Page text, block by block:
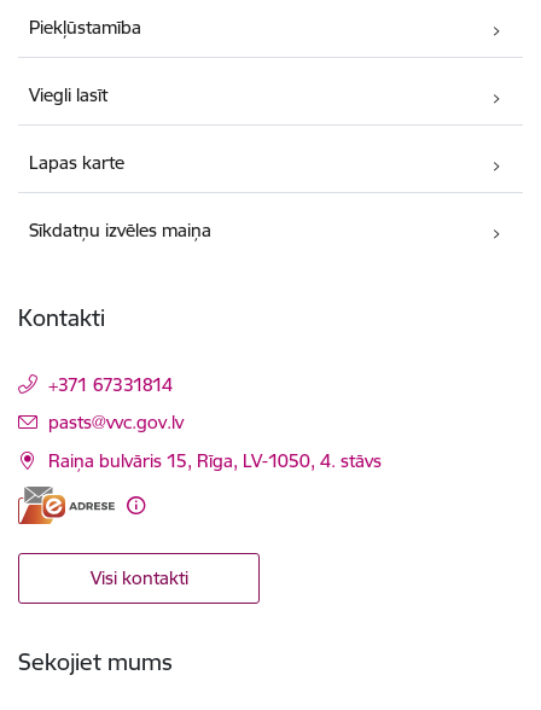
Piekļūstamība
Viegli lasīt
Lapas karte
Sīkdatņu izvēles maiņa
Kontakti
+371 67331814
E-pasts:
pasts@vvc.gov.lv
Raiņa bulvāris 15, Rīga, LV-1050, 4. stāvs
Visi kontakti
Sekojiet mums